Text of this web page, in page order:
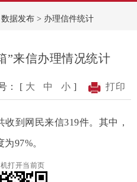
数据发布 > 办理信件统计
”来信办理情况统计
： [ 大 中 小 ] 打印
到网民来信319件。其中，
97%。
打开当前页